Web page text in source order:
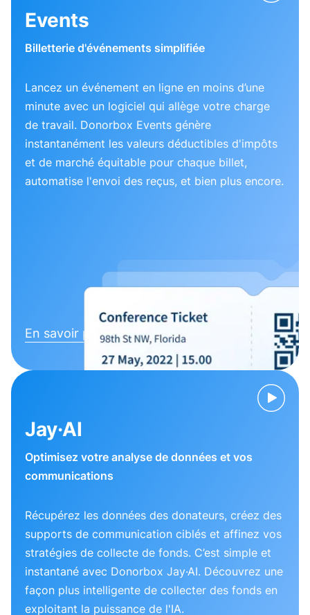
Events
Billetterie d'événements simplifiée
Lancez un événement en ligne en moins d’une
minute avec un logiciel qui allège votre charge
de travail. Donorbox Events génère
instantanément les valeurs déductibles d'impôts
et de marché équitable pour chaque billet,
automatise l'envoi des reçus, et bien plus encore.
En savoir plus
Jay·AI
Optimisez votre analyse de données et vos
communications
Récupérez les données des donateurs, créez des
supports de communication ciblés et affinez vos
stratégies de collecte de fonds. C’est simple et
instantané avec Donorbox Jay·AI. Découvrez une
façon plus intelligente de collecter des fonds en
exploitant la puissance de l'IA.